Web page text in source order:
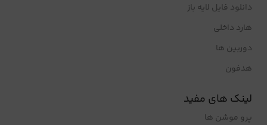
دانلود فایل لایه باز
هارد داخلی
دوربین ها
هدفون
لینک های مفید
پرو موشن ها